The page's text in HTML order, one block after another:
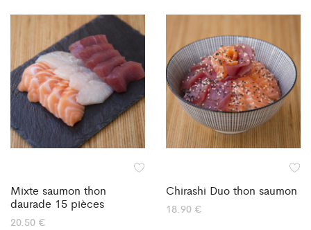
Mixte saumon thon
daurade 15 pièces
20.50 €
Chirashi Duo thon saumon
18.90 €